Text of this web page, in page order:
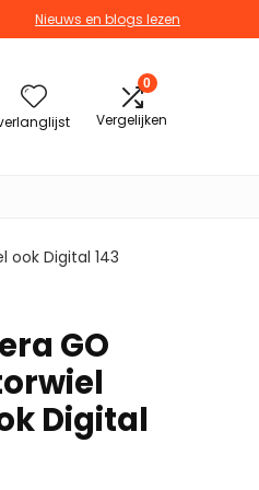
Nieuws en blogs lezen
0
Vergelijken
Digital 143
GO
Digital